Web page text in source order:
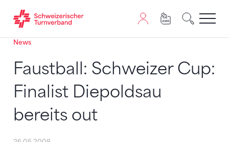
Zum Inhalt springen
Zur Sitemap navigieren
Zum Navigieren dieser Seite wird JavaScript benötigt.
News
Faustball: Schweizer Cup:
Finalist Diepoldsau
bereits out